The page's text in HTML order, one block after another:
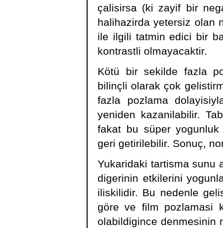
çalisirsa (ki zayif bir
halihazirda yetersiz olan
ile ilgili tatmin edici bir
kontrastli olmayacaktir.
Kötü bir sekilde fazla
bilinçli olarak çok
fazla pozlama
yeniden kazanilabilir.
fakat bu süper
geri getirilebilir. Sonuç,
Yukaridaki tartisma sunu
digerinin etkilerini
iliskilidir. Bu nedenle
göre ve film pozlamasi
olabildigince denmesinin